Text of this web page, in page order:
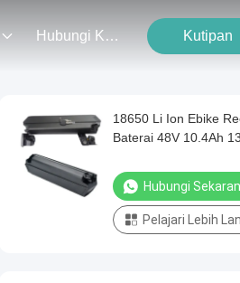
Hubungi Kami Kutipan
18650 Li Ion Ebike
Baterai 48V 10.4Ah
Hubungi
Pelajari Lebih